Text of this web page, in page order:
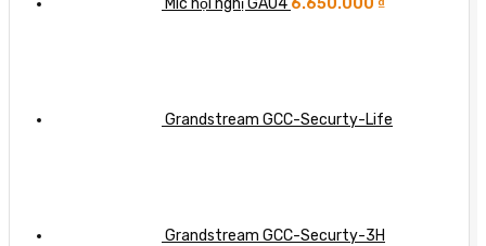
Grandstream GCC-Securty-Life
Grandstream GCC-Securty-3H